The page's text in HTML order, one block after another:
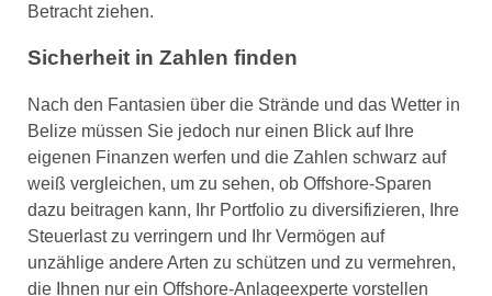
Betracht ziehen.
Sicherheit in Zahlen finden
Nach den Fantasien über die Strände und das Wetter in
Belize müssen Sie jedoch nur einen Blick auf Ihre
eigenen Finanzen werfen und die Zahlen schwarz auf
weiß vergleichen, um zu sehen, ob Offshore-Sparen
dazu beitragen kann, Ihr Portfolio zu diversifizieren, Ihre
Steuerlast zu verringern und Ihr Vermögen auf
unzählige andere Arten zu schützen und zu vermehren,
die Ihnen nur ein Offshore-Anlageexperte vorstellen